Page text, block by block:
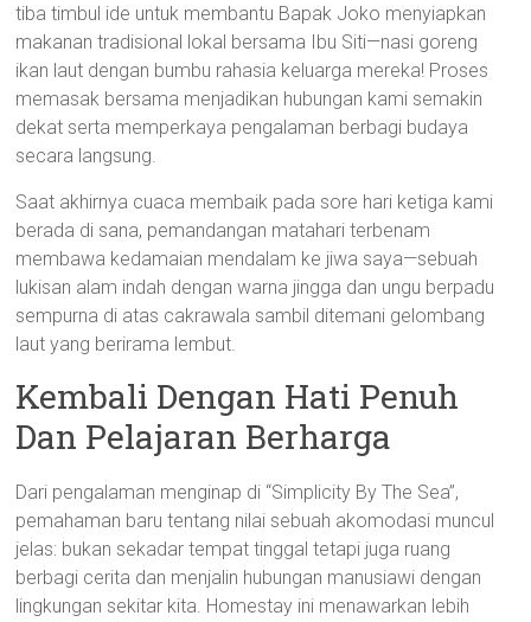
tiba timbul ide untuk membantu Bapak Joko menyiapkan
makanan tradisional lokal bersama Ibu Siti—nasi goreng
ikan laut dengan bumbu rahasia keluarga mereka! Proses
memasak bersama menjadikan hubungan kami semakin
dekat serta memperkaya pengalaman berbagi budaya
secara langsung.
Saat akhirnya cuaca membaik pada sore hari ketiga kami
berada di sana, pemandangan matahari terbenam
membawa kedamaian mendalam ke jiwa saya—sebuah
lukisan alam indah dengan warna jingga dan ungu berpadu
sempurna di atas cakrawala sambil ditemani gelombang
laut yang berirama lembut.
Kembali Dengan Hati Penuh
Dan Pelajaran Berharga
Dari pengalaman menginap di “Simplicity By The Sea”,
pemahaman baru tentang nilai sebuah akomodasi muncul
jelas: bukan sekadar tempat tinggal tetapi juga ruang
berbagi cerita dan menjalin hubungan manusiawi dengan
lingkungan sekitar kita. Homestay ini menawarkan lebih